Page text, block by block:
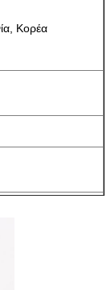
Κορέα
κάμερα CCTV,
POS μηχανών,
φω'τα των